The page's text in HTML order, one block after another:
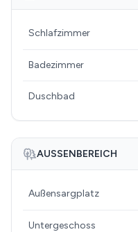
Schlafzimmer
Badezimmer
Duschbad
AUSSENBEREICH
Außensargplatz
Untergeschoss